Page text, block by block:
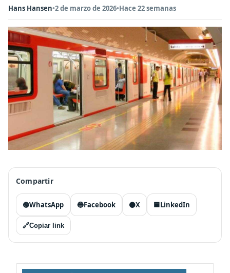
Hans Hansen•2 de marzo de 2026•Hace 22 semanas
Compartir
🟢WhatsApp 🔵Facebook ⚫X 🟦LinkedIn
🔗Copiar link